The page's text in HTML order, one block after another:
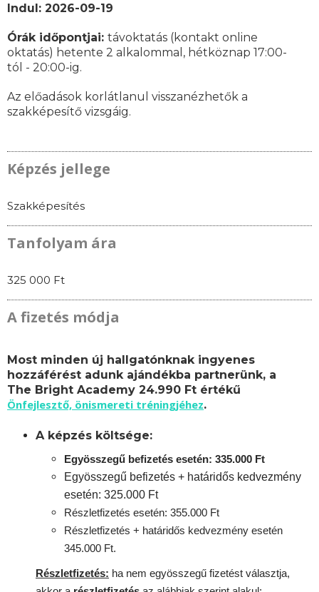
Indul: 2026-09-19
Órák időpontjai: távoktatás (kontakt online
oktatás) hetente 2 alkalommal, hétköznap 17:00-
tól - 20:00-ig.
Az előadások korlátlanul visszanézhetők a
szakképesítő vizsgáig.
Képzés jellege
Szakképesítés
Tanfolyam ára
325 000 Ft
A fizetés módja
Most minden új hallgatónknak ingyenes
hozzáférést adunk ajándékba partnerünk, a
The Bright Academy 24.990 Ft értékű
Önfejlesztő, önismereti tréningjéhez.
A képzés költsége:
Egyösszegű befizetés esetén: 335.000 Ft
Egyösszegű befizetés + határidős kedvezmény
esetén: 325.000 Ft
Részletfizetés esetén: 355.000 Ft
Részletfizetés + határidős kedvezmény esetén
345.000 Ft.
Részletfizetés: ha nem egyösszegű fizetést választja,